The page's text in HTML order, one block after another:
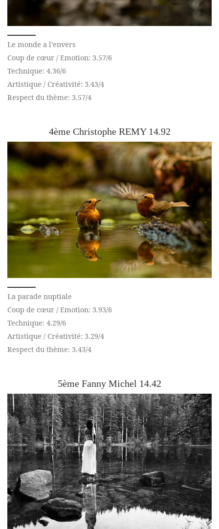
Le monde a l’envers
Coup de cœur / Emotion: 3.57/6
Technique: 4.36/6
Artistique / Créativité: 3.43/4
Respect du thème: 3.57/4
4ème Christophe REMY 14.92
La parade nuptiale
Coup de cœur / Emotion: 3.93/6
Technique: 4.29/6
Artistique / Créativité: 3.29/4
Respect du thème: 3.43/4
5ème Fanny Michel 14.42